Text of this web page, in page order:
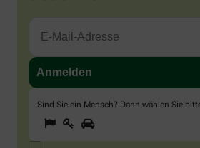
Sind Sie ein Mensch? Dann wählen Sie
Sind
Sie
ein
1 2